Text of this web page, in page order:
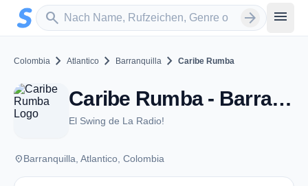
Zum Hauptinhalt springen
search
Sender suchen arrow_forward menu
Colombia chevron_right Atlantico chevron_right Barranquilla chevron_right Caribe Rumba
Caribe Rumba - Barranquilla
El Swing de La Radio!
placeBarranquilla, Atlantico, Colombia